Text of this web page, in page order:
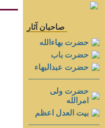
صاحبان آثار
حضرت بهاءالله
حضرت باب
حضرت عبدالبهاء
حضرت ولی
امرالله
بيت العدل اعظم